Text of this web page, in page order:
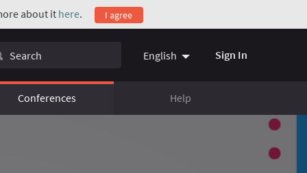
about it here. I agree
English Sign In
Conferences Help